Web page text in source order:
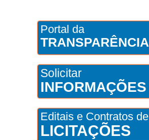
Portal da
TRANSPARÊNCIA
Solicitar
INFORMAÇÕES
Editais e Contratos de
LICITAÇÕES